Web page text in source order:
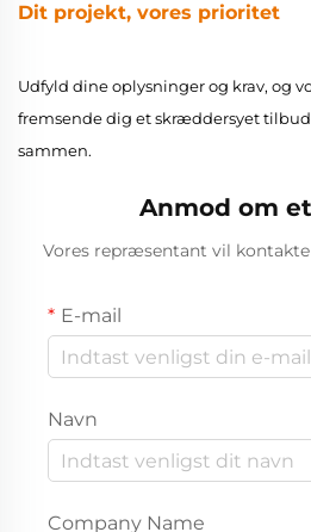
Dit projekt, vores prioritet
Udfyld dine oplysninger og krav, og
fremsende dig et skræddersyet
sammen.
Anmod om
Vores repræsentant vil
E-mail
Navn
Company Name